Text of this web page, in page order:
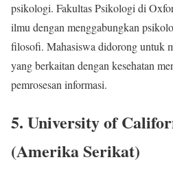
psikologi. Fakultas Psikologi di
ilmu dengan menggabungkan
filosofi. Mahasiswa didorong untuk
yang berkaitan dengan kesehatan
pemrosesan informasi.
5. University of
(Amerika Serikat)